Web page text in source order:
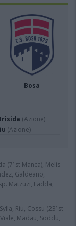
Bosa
(Azione)
(Azione)
(7’ st Manca), Melis
Galdeano,
Matzuzi, Fadda,
Riu, Cossu (23’ st
Madau, Soddu,